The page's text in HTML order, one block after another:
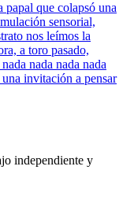
papal que colapsó una
sensorial,
nos leímos la
a toro pasado,
nada nada nada
invitación a pensar
independiente y